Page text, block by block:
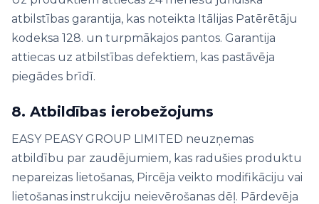
atbilstības garantija, kas noteikta Itālijas Patērētāju
kodeksa 128. un turpmākajos pantos. Garantija
attiecas uz atbilstības defektiem, kas pastāvēja
piegādes brīdī.
8. Atbildības ierobežojums
EASY PEASY GROUP LIMITED neuzņemas
atbildību par zaudējumiem, kas radušies produktu
nepareizas lietošanas, Pircēja veikto modifikāciju vai
lietošanas instrukciju neievērošanas dēļ. Pārdevēja